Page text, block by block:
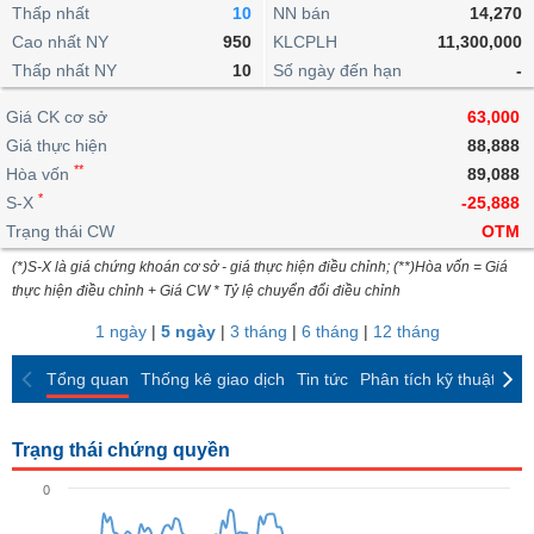
lỗ
dịch
nội
Niên
giám
Tài
liệu
cổ
Định
giá
ngoài
doanh
Top
cổ
phiếu
ngành
giao
dịch
dịch
Chứng
quyền
quan
Thống
giao
dịch
Thống
giao
dịch
Tin
tức
Phân
tích
kỹ
thuật
trực
tuyến
Bộ
lọc
cổ
So
sánh
Báo
cáo
Vĩ
mô
lai
Chứng
quyền
Trái
phiếu
IR
Awards
tạo
Dịch
vụ
Thấp nhất
10
Cao nhất NY
950
Thấp nhất NY
10
NN bán
14,270
KLCPLH
11,300,000
Số ngày đến hạn
-
Giá CK cơ sở
63,000
Giá thực hiện
88,888
Hòa vốn **
89,088
S-X *
-25,888
Trạng thái CW
OTM
(*)S-X là giá chứng khoán cơ sở - giá thực hiện điều chỉnh; (**)Hòa vốn = Giá
thực hiện điều chỉnh + Giá CW * Tỷ lệ chuyển đổi điều chỉnh
1 ngày| 5 ngày| 3 tháng | 6 tháng | 12 tháng
Tổng quan Thống kê giao dịch Tin tức Phân tích kỹ thuật
Trạng thái chứng quyền
0
BẤT
ĐỘNG
SẢN
TÀI
CHÍNH
HÀNG
KINH